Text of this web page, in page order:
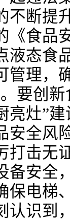
不断提
《食品
液态食
管理，
要创
亮灶”
安全风
打击无
备安全
保电梯
认识到